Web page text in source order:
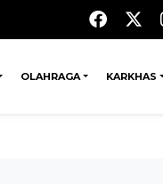
OLAHRAGA KARKHAS